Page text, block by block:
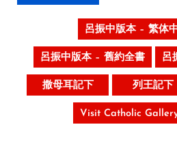
呂振中版本 – 繁体
呂振中版本 – 舊約全書 呂
撒母耳記下 列王記下
Visit Catholic